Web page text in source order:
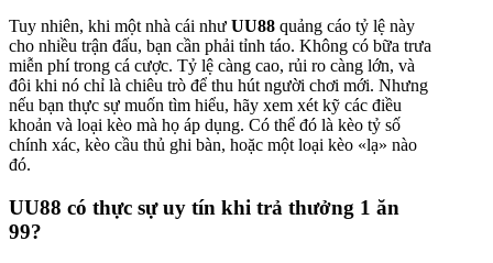
Tuy nhiên, khi một nhà cái như UU88 quảng cáo tỷ lệ này
cho nhiều trận đấu, bạn cần phải tỉnh táo. Không có bữa trưa
miễn phí trong cá cược. Tỷ lệ càng cao, rủi ro càng lớn, và
đôi khi nó chỉ là chiêu trò để thu hút người chơi mới. Nhưng
nếu bạn thực sự muốn tìm hiểu, hãy xem xét kỹ các điều
khoản và loại kèo mà họ áp dụng. Có thể đó là kèo tỷ số
chính xác, kèo cầu thủ ghi bàn, hoặc một loại kèo «lạ» nào
đó.
UU88 có thực sự uy tín khi trả thưởng 1 ăn
99?